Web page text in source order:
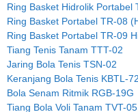
Ring Basket Hidrolik Portabel
Ring Basket Portabel TR-08
Ring Basket Portabel TR-09
Tiang Tenis Tanam TTT-02
Jaring Bola Tenis TSN-02
Keranjang Bola Tenis KBTL-72
Bola Senam Ritmik RGB-19G
Tiang Bola Voli Tanam TVT-05